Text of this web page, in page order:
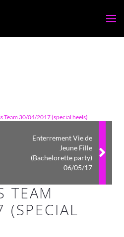
Team 30/04/2017 (special heels)
Enterrement Vie de
Jeune Fille
(Bachelorette party)
06/05/17
TEAM